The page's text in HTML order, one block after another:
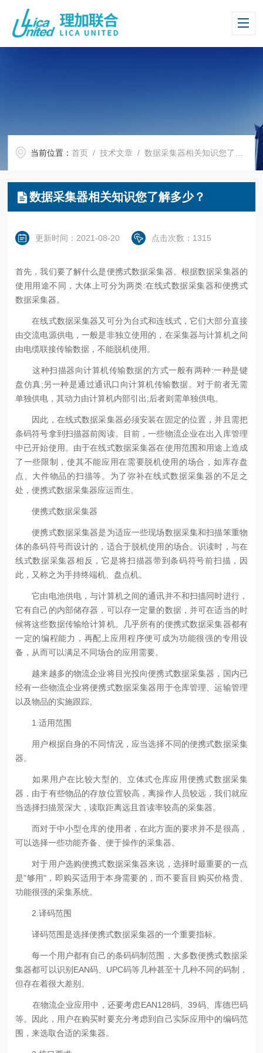
当前位置：首页 /技术文章 / 数据采集器相关知识您了解多少？
数据采集器相关知识您了解多少？
更新时间：2021-08-20 点击次数：1315
首先，我们要了解什么是便携式数据采集器。根据数据采集器的
使用用途不同，大体上可分为两类:在线式数据采集器和便携式
数据采集器。
在线式数据采集器又可分为台式和连线式，它们大部分直接
由交流电源供电，一般是非独立使用的，在采集器与计算机之间
由电缆联接传输数据，不能脱机使用。
这种扫描器向计算机传输数据的方式一般有两种:一种是键
盘仿真;另一种是通过通讯口向计算机传输数据。对于前者无需
单独供电，其动力由计算机内部引出;后者则需单独供电。
因此，在线式数据采集器必须安装在固定的位置，并且需把
条码符号拿到扫描器前阅读。目前，一些物流企业在出入库管理
中已开始使用。由于在线式数据采集器在使用范围和用途上造成
了一些限制，使其不能应用在需要脱机使用的场合，如库存盘
点、大件物品的扫描等。为了弥补在线式数据采集器的不足之
处，便携式数据采集器应运而生。
便携式数据采集器
便携式数据采集器是为适应一些现场数据采集和扫描笨重物
体的条码符号而设计的，适合于脱机使用的场合。识读时，与在
线式数据采集器相反，它是将扫描器带到条码符号前扫描，因
此，又称之为手持终端机、盘点机。
它由电池供电，与计算机之间的通讯并不和扫描同时进行，
它有自己的内部储存器，可以存一定量的数据，并可在适当的时
候将这些数据传输给计算机。几乎所有的便携式数据采集器都有
一定的编程能力，再配上应用程序便可成为功能很强的专用设
备，从而可以满足不同场合的应用需要。
越来越多的物流企业将目光投向便携式数据采集器，国内已
经有一些物流企业将便携式数据采集器用于仓库管理、运输管理
以及物品的实施跟踪。
1.适用范围
用户根据自身的不同情况，应当选择不同的便携式数据采集
器。
如果用户在比较大型的、立体式仓库应用便携式数据采集
器，由于有些物品的存放位置较高，离操作人员较远，我们就应
当选择扫描景深大，读取距离远且首读率较高的采集器。
而对于中小型仓库的使用者，在此方面的要求并不是很高，
可以选择一些功能齐备、便于操作的采集器。
对于用户选购便携式数据采集器来说，选择时最重要的一点
是"够用"，即购买适用于本身需要的，而不要盲目购买价格贵、
功能很强的采集系统。
2.译码范围
译码范围是选择便携式数据采集器的一个重要指标。
每一个用户都有自己的条码码制范围，大多数便携式数据采
集器都可以识别EAN码、UPC码等几种甚至十几种不同的码制，
但存在着很大差别。
在物流企业应用中，还要考虑EAN128码、39码、库德巴码
等。因此，用户在购买时要充分考虑到自己实际应用中的编码范
围，来选取合适的采集器。